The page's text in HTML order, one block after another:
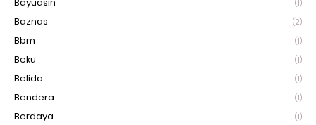
(1)
Baznas (2)
Bbm (1)
Beku (1)
Belida (1)
Bendera (1)
Berdaya (1)